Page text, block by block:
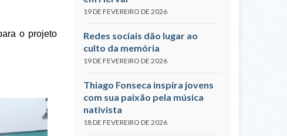
o projeto
19 DE FEVEREIRO DE 2026
Redes sociais dão lugar ao
culto da memória
19 DE FEVEREIRO DE 2026
Thiago Fonseca inspira jovens
com sua paixão pela música
nativista
18 DE FEVEREIRO DE 2026